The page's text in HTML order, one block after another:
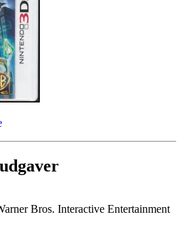
Bros. Interactive Entertainment